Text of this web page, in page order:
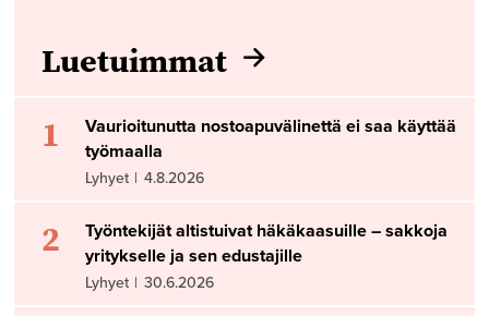
Luetuimmat
1
Vaurioitunutta nostoapuvälinettä ei saa käyttää
työmaalla
Lyhyet | 4.8.2026
2
Työntekijät altistuivat häkäkaasuille – sakkoja
yritykselle ja sen edustajille
Lyhyet | 30.6.2026